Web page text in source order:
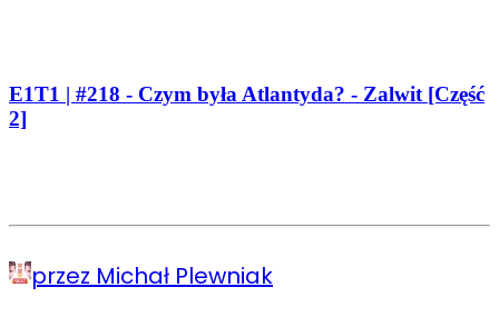
E1T1 | #218 - Czym była Atlantyda? - Zalwit [Część
2]
przez Michał Plewniak